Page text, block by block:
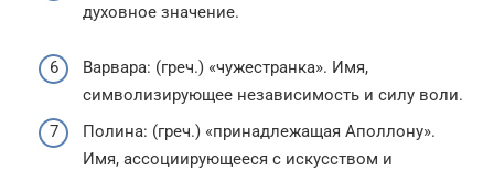
духовное значение.
Варвара: (греч.) «чужестранка». Имя,
символизирующее независимость и силу воли.
Полина: (греч.) «принадлежащая Аполлону».
Имя, ассоциирующееся с искусством и